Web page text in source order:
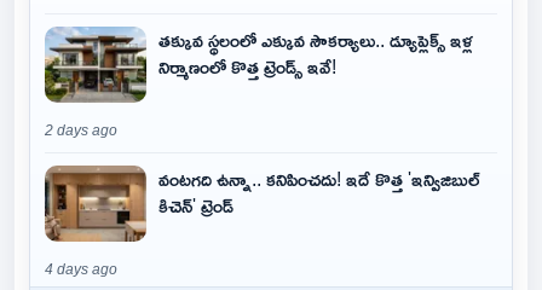
తక్కువ స్థలంలో ఎక్కువ సౌకర్యాలు.. డ్యూప్లెక్స్ ఇళ్ల
నిర్మాణంలో కొత్త ట్రెండ్స్ ఇవే!
2 days ago
వంటగది ఉన్నా.. కనిపించదు! ఇదే కొత్త 'ఇన్విజిబుల్
కిచెన్' ట్రెండ్
4 days ago